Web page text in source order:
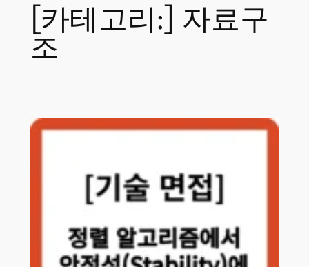
[카테고리:] 자료구
조